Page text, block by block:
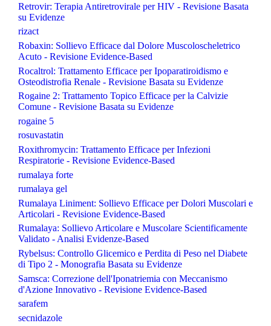
Retrovir: Terapia Antiretrovirale per HIV - Revisione Basata
su Evidenze
rizact
Robaxin: Sollievo Efficace dal Dolore Muscoloscheletrico
Acuto - Revisione Evidence-Based
Rocaltrol: Trattamento Efficace per Ipoparatiroidismo e
Osteodistrofia Renale - Revisione Basata su Evidenze
Rogaine 2: Trattamento Topico Efficace per la Calvizie
Comune - Revisione Basata su Evidenze
rogaine 5
rosuvastatin
Roxithromycin: Trattamento Efficace per Infezioni
Respiratorie - Revisione Evidence-Based
rumalaya forte
rumalaya gel
Rumalaya Liniment: Sollievo Efficace per Dolori Muscolari e
Articolari - Revisione Evidence-Based
Rumalaya: Sollievo Articolare e Muscolare Scientificamente
Validato - Analisi Evidenze-Based
Rybelsus: Controllo Glicemico e Perdita di Peso nel Diabete
di Tipo 2 - Monografia Basata su Evidenze
Samsca: Correzione dell'Iponatriemia con Meccanismo
d'Azione Innovativo - Revisione Evidence-Based
sarafem
secnidazole